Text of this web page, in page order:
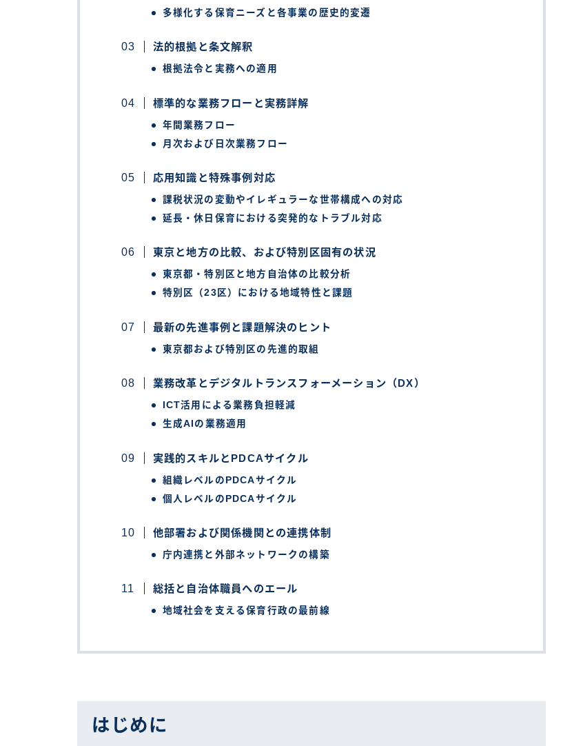
多様化する保育ニーズと各事業の歴史的変遷
法的根拠と条文解釈
根拠法令と実務への適用
標準的な業務フローと実務詳解
年間業務フロー
月次および日次業務フロー
応用知識と特殊事例対応
課税状況の変動やイレギュラーな世帯構成への対応
延長・休日保育における突発的なトラブル対応
東京と地方の比較、および特別区固有の状況
東京都・特別区と地方自治体の比較分析
特別区（23区）における地域特性と課題
最新の先進事例と課題解決のヒント
東京都および特別区の先進的取組
業務改革とデジタルトランスフォーメーション（DX）
ICT活用による業務負担軽減
生成AIの業務適用
実践的スキルとPDCAサイクル
組織レベルのPDCAサイクル
個人レベルのPDCAサイクル
他部署および関係機関との連携体制
庁内連携と外部ネットワークの構築
総括と自治体職員へのエール
地域社会を支える保育行政の最前線
はじめに